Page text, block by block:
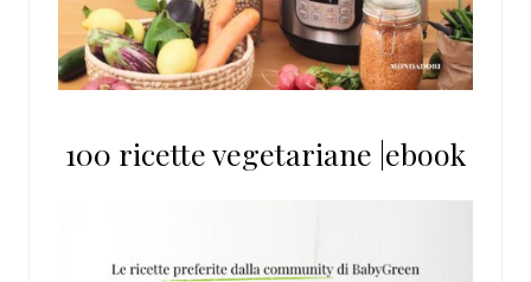
100 ricette vegetariane |ebook